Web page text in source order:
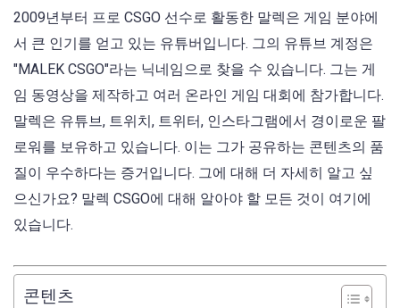
2009년부터 프로 CSGO 선수로 활동한 말렉은 게임 분야에
서 큰 인기를 얻고 있는 유튜버입니다. 그의 유튜브 계정은
"MALEK CSGO"라는 닉네임으로 찾을 수 있습니다. 그는 게
임 동영상을 제작하고 여러 온라인 게임 대회에 참가합니다.
말렉은 유튜브, 트위치, 트위터, 인스타그램에서 경이로운 팔
로워를 보유하고 있습니다. 이는 그가 공유하는 콘텐츠의 품
질이 우수하다는 증거입니다. 그에 대해 더 자세히 알고 싶
으신가요? 말렉 CSGO에 대해 알아야 할 모든 것이 여기에
있습니다.
콘텐츠